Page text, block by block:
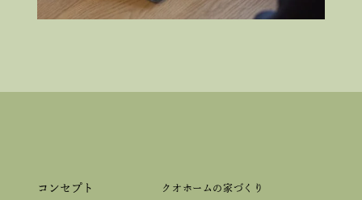
コンセプト
クオホームの家づくり